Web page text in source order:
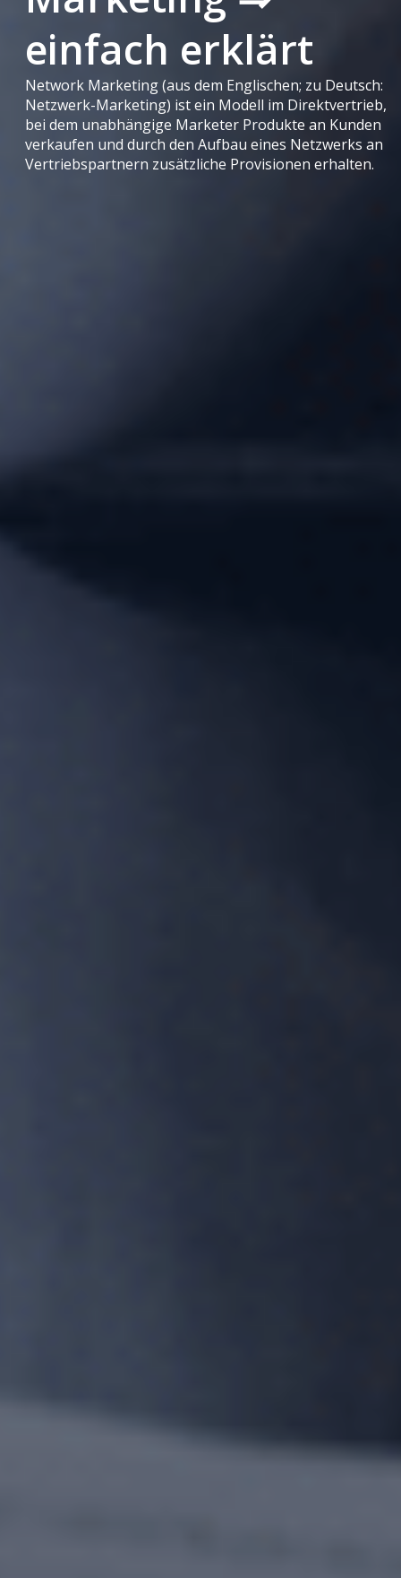
einfach erklärt
Network Marketing (aus dem Englischen; zu Deutsch:
Netzwerk-Marketing) ist ein Modell im Direktvertrieb,
bei dem unabhängige Marketer Produkte an Kunden
verkaufen und durch den Aufbau eines Netzwerks an
Vertriebspartnern zusätzliche Provisionen erhalten.